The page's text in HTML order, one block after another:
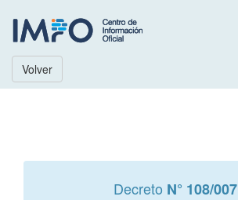
Volver
Decreto N° 108/007